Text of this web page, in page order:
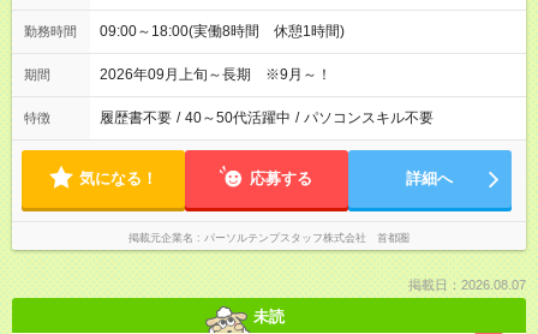
勤務時間 09:00～18:00(実働8時間 休憩1時間)
期間 2026年09月上旬～長期 ※9月～！
特徴 履歴書不要 / 40～50代活躍中 / パソコンスキル不要
気になる！ 応募する 詳細へ
掲載元企業名 パーソルテンプスタッフ株式会社 首都圏
掲載日：2026.08.07
未読